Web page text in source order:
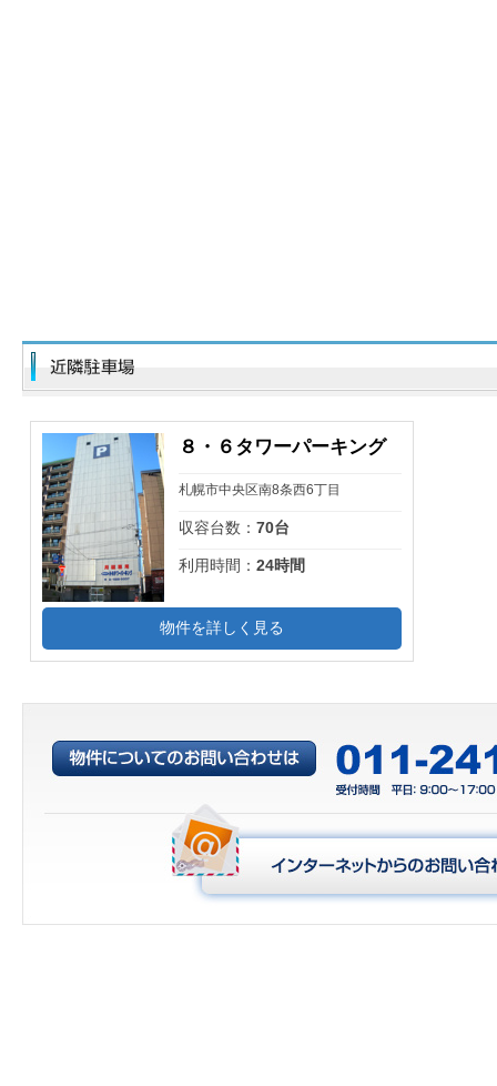
８・６タワーパーキング
札幌市中央区南8条西6丁目
収容台数：70台
利用時間：24時間
物件を詳しく見る